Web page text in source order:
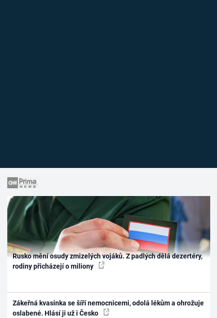
Rusko mění osudy zmizelých vojáků. Z padlých dělá dezertéry,
rodiny přicházejí o miliony
Zákeřná kvasinka se šíří nemocnicemi, odolá lékům a ohrožuje
oslabené. Hlásí ji už i Česko